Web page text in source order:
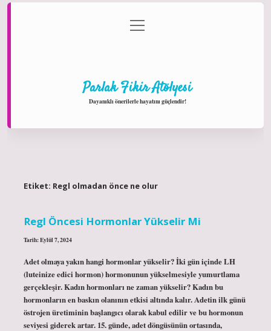
Gizlilik Politikası
menüyü
aç
Parlak Fikir Atölyesi
Dayanıklı önerilerle hayatını güçlendir!
Etiket: Regl olmadan önce ne olur
Regl Öncesi Hormonlar Yükselir Mi
Tarih: Eylül 7, 2024
Adet olmaya yakın hangi hormonlar yükselir? İki gün içinde LH
(luteinize edici hormon) hormonunun yükselmesiyle yumurtlama
gerçekleşir. Kadın hormonları ne zaman yükselir? Kadın bu
hormonların en baskın olanının etkisi altında kalır. Adetin ilk günü
östrojen üretiminin başlangıcı olarak kabul edilir ve bu hormonun
seviyesi giderek artar. 15. günde, adet döngüsünün ortasında,